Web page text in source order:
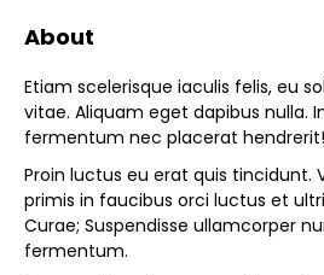
About
Etiam scelerisque iaculis felis, eu
vitae. Aliquam eget dapibus nulla.
fermentum nec placerat hendrerit!
Proin luctus eu erat quis tincidunt.
primis in faucibus orci luctus et
Curae; Suspendisse ullamcorper
fermentum.